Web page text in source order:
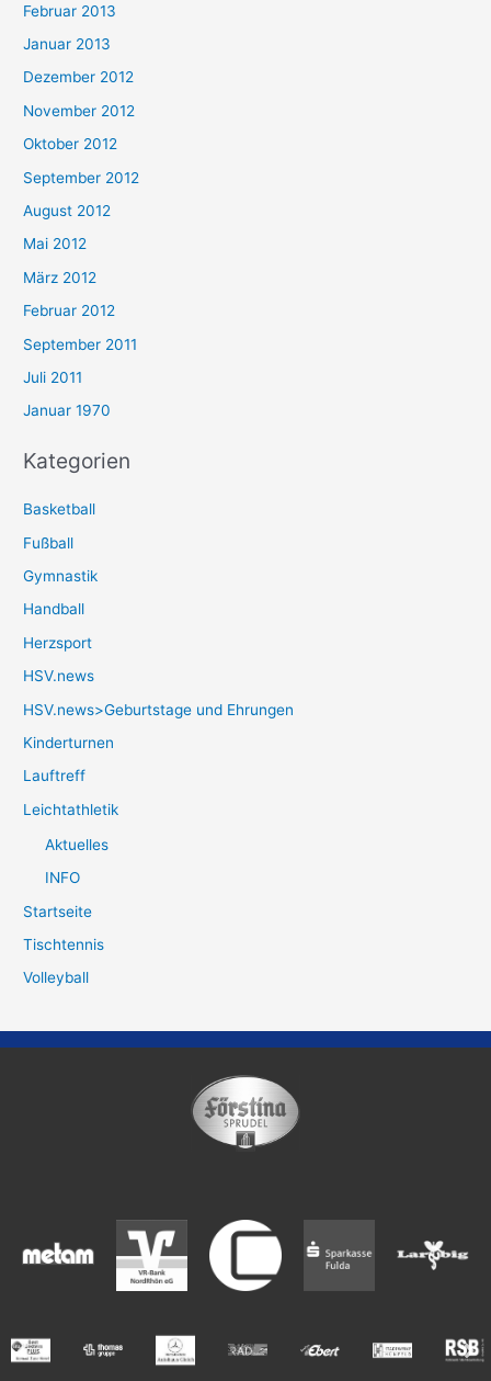
Februar 2013
Januar 2013
Dezember 2012
November 2012
Oktober 2012
September 2012
August 2012
Mai 2012
März 2012
Februar 2012
September 2011
Juli 2011
Januar 1970
Kategorien
Basketball
Fußball
Gymnastik
Handball
Herzsport
HSV.news
HSV.news>Geburtstage und Ehrungen
Kinderturnen
Lauftreff
Leichtathletik
Aktuelles
INFO
Startseite
Tischtennis
Volleyball